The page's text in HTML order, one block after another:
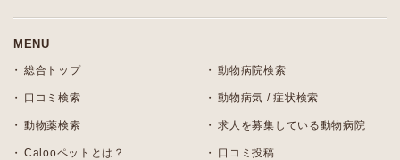
MENU
総合トップ 動物病院検索
口コミ検索 動物病気 / 症状検索
動物薬検索 求人を募集している動物病院
Calooペットとは？ 口コミ投稿